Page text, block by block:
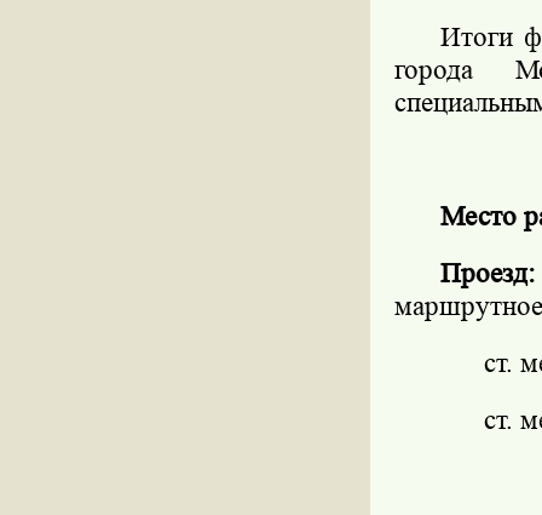
Итоги
города
Место
Проезд:
ст.
ст.